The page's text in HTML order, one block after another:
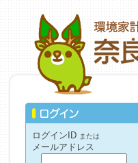
ログインID または
メールアドレス